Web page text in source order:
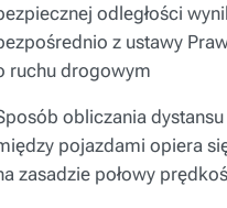
odległości
z ustawy
ruchu drogowym
obliczania dystansu
pojazdami opiera
zasadzie połowy